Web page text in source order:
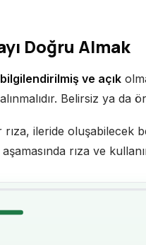
Doğru Almak
bilgilendirilmiş ve açık
Belirsiz ya
rıza, ileride oluşabilecek
aşamasında rıza ve